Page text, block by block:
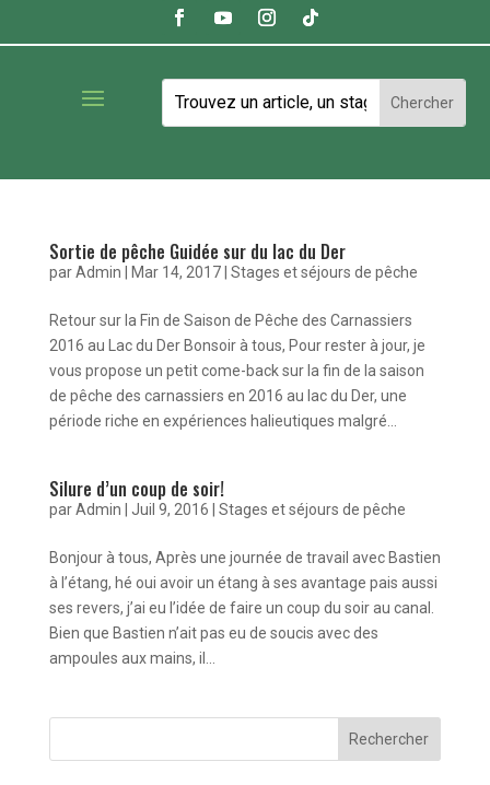
Sortie de pêche Guidée sur du lac du Der
parAdmin Mar 14, 2017| Stages et séjours de pêche
Retour sur la Fin de Saison de Pêche des Carnassiers
2016 au Lac du Der Bonsoir à tous, Pour rester à jour, je
vous propose un petit come-back sur la fin de la saison
de pêche des carnassiers en 2016 au lac du Der, une
période riche en expériences halieutiques malgré...
Silure d’un coup de soir!
parAdmin Juil 9, 2016 Stages et séjours de pêche
Bonjour à tous, Après une journée de travail avec Bastien
à l’étang, hé oui avoir un étang à ses avantage pais aussi
ses revers, j’ai eu l’idée de faire un coup du soir au canal.
Bien que Bastien n’ait pas eu de soucis avec des
ampoules aux mains, il...
Rechercher